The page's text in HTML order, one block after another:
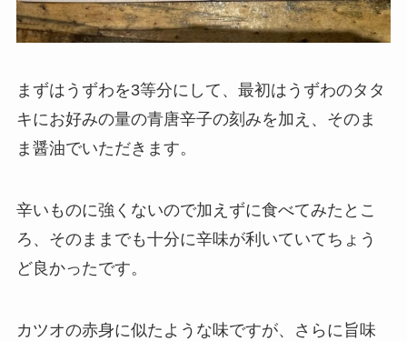
まずはうずわを3等分にして、最初はうずわのタタ
キにお好みの量の青唐辛子の刻みを加え、そのま
ま醤油でいただきます。
辛いものに強くないので加えずに食べてみたとこ
ろ、そのままでも十分に辛味が利いていてちょう
ど良かったです。
カツオの赤身に似たような味ですが、さらに旨味